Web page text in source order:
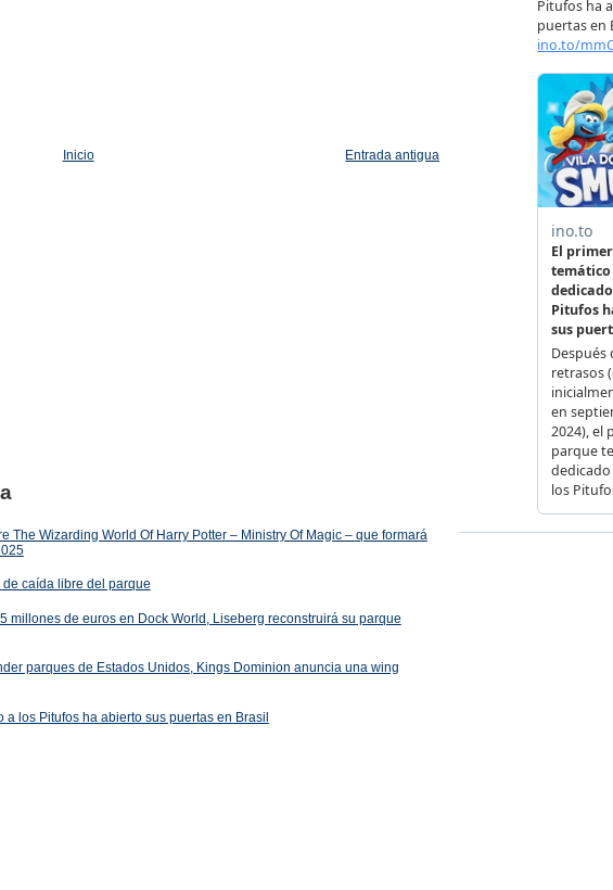
Entrada antigua
Inicio
The Wizarding World Of Harry Potter – Ministry Of Magic – que formará
caída libre del parque
millones de euros en Dock World, Liseberg reconstruirá su parque
parques de Estados Unidos, Kings Dominion anuncia una wing
los Pitufos ha abierto sus puertas en Brasil